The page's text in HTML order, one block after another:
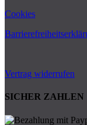
Cookies
Vertrag widerrufen
SICHER ZAHLEN